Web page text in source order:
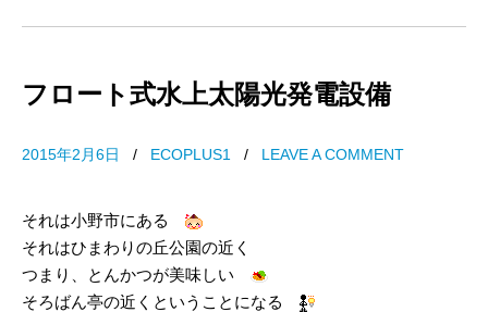
フロート式水上太陽光発電設備
2015年2月6日 / ECOPLUS1 / LEAVE A COMMENT
それは小野市にある
それはひまわりの丘公園の近く
つまり、とんかつが美味しい
そろばん亭の近くということになる